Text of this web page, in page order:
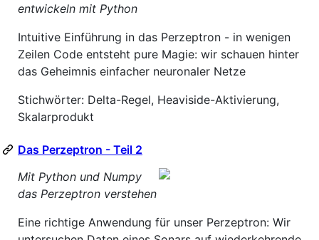
entwickeln mit Python
Intuitive Einführung in das Perzeptron - in wenigen
Zeilen Code entsteht pure Magie: wir schauen hinter
das Geheimnis einfacher neuronaler Netze
Stichwörter: Delta-Regel, Heaviside-Aktivierung,
Skalarprodukt
Das Perzeptron - Teil 2
Mit Python und Numpy
das Perzeptron verstehen
Eine richtige Anwendung für unser Perzeptron: Wir